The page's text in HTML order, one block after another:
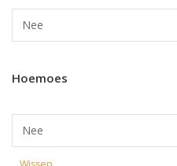
Hoemoes